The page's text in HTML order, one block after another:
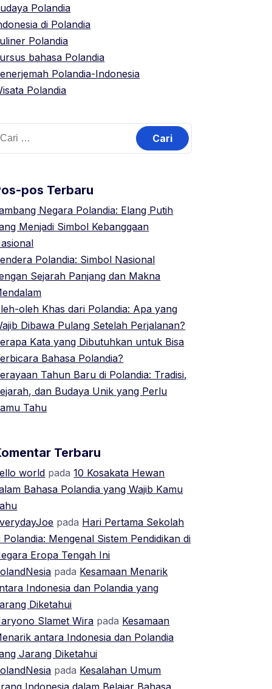
Polandia
di Polandia
Polandia
bahasa Polandia
Polandia-Indonesia
Polandia
pos Terbaru
Negara Polandia: Elang Putih
Menjadi Simbol Kebanggaan
Polandia: Simbol Nasional
Sejarah Panjang dan Makna
oleh Khas dari Polandia: Apa yang
Dibawa Pulang Setelah Perjalanan?
Kata yang Dibutuhkan untuk Bisa
Bahasa Polandia?
Tahun Baru di Polandia: Tradisi,
dan Budaya Unik yang Perlu
Tahu
Terbaru
world pada10 Kosakata Hewan
Bahasa Polandia yang Wajib Kamu
pada Hari Pertama Sekolah
Polandia: Mengenal Sistem Pendidikan di
Eropa Tengah Ini
pada Kesamaan Menarik
Indonesia dan Polandia yang
Diketahui
Slamet Wira pada Kesamaan
antara Indonesia dan Polandia
Jarang Diketahui
pada Kesalahan Umum
Indonesia dalam Belajar Bahasa